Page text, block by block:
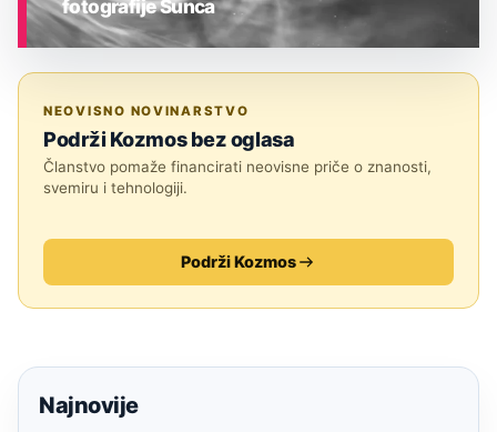
fotografije Sunca
NEOVISNO NOVINARSTVO
Podrži Kozmos bez oglasa
Članstvo pomaže financirati neovisne priče o znanosti,
svemiru i tehnologiji.
Podrži Kozmos
Najnovije